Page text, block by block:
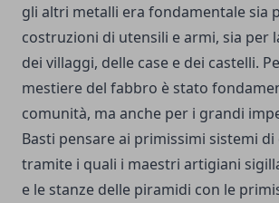
gli altri metalli era fondamentale sia
costruzioni di utensili e armi, sia per
dei villaggi, delle case e dei castelli.
mestiere del fabbro è stato
comunità, ma anche per i grandi
Basti pensare ai primissimi sistemi di
tramite i quali i maestri artigiani
e le stanze delle piramidi con le